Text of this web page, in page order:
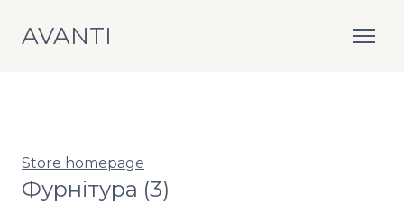
AVANTI
Store homepage
Фурнітура (3)